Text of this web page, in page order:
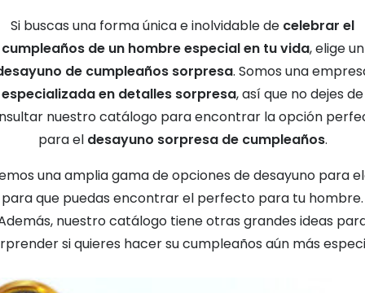
Si buscas una forma única e inolvidable de celebrar el
cumpleaños de un hombre especial en tu vida, elige un
de cumpleaños sorpresa. Somos una
especializada en detalles sorpresa, así que no dejes de
nuestro catálogo para encontrar la opción
para el desayuno sorpresa de cumpleaños.
una amplia gama de opciones de desayuno para
para que puedas encontrar el perfecto para tu hombre.
nuestro catálogo tiene otras grandes ideas
si quieres hacer su cumpleaños aún más